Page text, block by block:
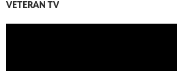
VETERAN TV